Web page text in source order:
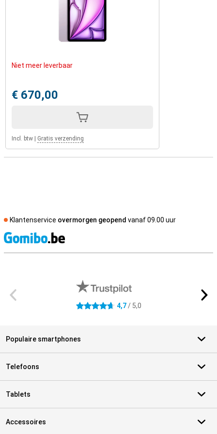
Met de Apple iPad Air 2025 11 WiFi + 5G 128GB Paars kan jij
razendsnel mobiel internetten via het 5G-netwerk. Zo kan je niet
alleen in de comfort van je eigen huis werken, gamen of relaxen,
geniet van ultrasnelle draadloze verbindingen, zodat je zonder
waardoor je de hele dag productief blijft of ongestoord kunt
genieten van films en games. Opladen gaat snel via USB-C, zodat je
De Apple iPad Air 2025 11 WiFi + 5G 128GB Paars combineert
krachtige prestaties met een elegant en lichtgewicht design. De
strakke afwerking geeft de iPad een premium uitstraling, terwijl de
Niet meer leverbaar
€ 670,00
Incl. btw Gratis verzending
Klantenservice overmorgen geopend vanaf 09.00 uur
4.7 sterren 4,7/ 5,0
Populaire smartphones
Telefoons
Tablets
Accessoires